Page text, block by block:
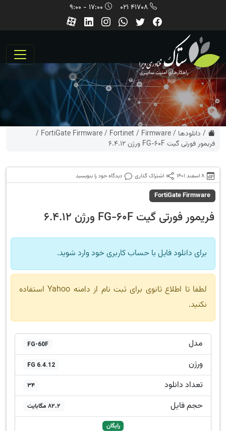
41708 021
/ دانلودها /
Firmware
/
Fortinet
/
FortiGate Firmware
/
فریمور فورتی گیت FG-60F ورژن 6.4.12
8 اسفند 1401 اشتراک گذاری دیدگاه خود را بنویسید
FortiGate Firmware
فریمور فورتی گیت FG-60F ورژن 6.4.12
برای دانلود فایل با حساب کاربری خود وارد شوید.
لطفا تا اطلاع ثانوی برای ثبت نام از دامنه Yahoo استفاده
نکنید.
مدل FG-60F
ورژن FG 6.4.12
تعداد دانلود 34
حجم فایل 82.2 مگابایت
رایگان